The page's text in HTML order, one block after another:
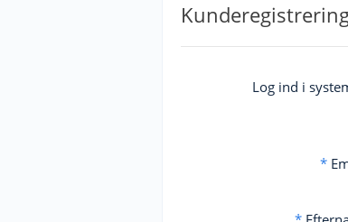
Log ind i
*